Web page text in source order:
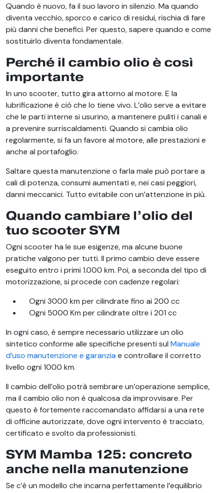
Quando è nuovo, fa il suo lavoro in silenzio. Ma quando
diventa vecchio, sporco e carico di residui, rischia di fare
più danni che benefici. Per questo, sapere quando e come
sostituirlo diventa fondamentale.
Perché il cambio olio è così
importante
In uno scooter, tutto gira attorno al motore. E la
lubrificazione è ciò che lo tiene vivo. L’olio serve a evitare
che le parti interne si usurino, a mantenere puliti i canali e
a prevenire surriscaldamenti. Quando si cambia olio
regolarmente, si fa un favore al motore, alle prestazioni e
anche al portafoglio.
Saltare questa manutenzione o farla male può portare a
cali di potenza, consumi aumentati e, nei casi peggiori,
danni meccanici. Tutto evitabile con un’attenzione in più.
Quando cambiare l’olio del
tuo scooter SYM
Ogni scooter ha le sue esigenze, ma alcune buone
pratiche valgono per tutti. Il primo cambio deve essere
eseguito entro i primi 1.000 km. Poi, a seconda del tipo di
motorizzazione, si procede con cadenze regolari:
Ogni 3000 km per cilindrate fino ai 200 cc
Ogni 5000 Km per cilindrate oltre i 201 cc
In ogni caso, è sempre necessario utilizzare un olio
sintetico conforme alle specifiche presenti sul Manuale
d’uso manutenzione e garanzia e controllare il corretto
livello ogni 1000 km.
Il cambio dell’olio potrà sembrare un’operazione semplice,
ma il cambio olio non è qualcosa da improvvisare. Per
questo è fortemente raccomandato affidarsi a una rete
di officine autorizzate, dove ogni intervento è tracciato,
certificato e svolto da professionisti.
SYM Mamba 125: concreto
anche nella manutenzione
Se c’è un modello che incarna perfettamente l’equilibrio